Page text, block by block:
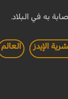
الإيدز العالم